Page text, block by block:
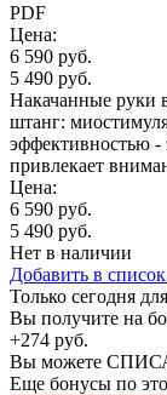
PDF
Цена:
6 590 руб.
5 490 руб.
Накачанные руки
штанг:
эффективностью -
привлекает
Цена:
6 590 руб.
5 490 руб.
Нет в наличии
Добавить в
Только сегодня
Вы получите на
+274 руб.
Вы можете
Еще бонусы по